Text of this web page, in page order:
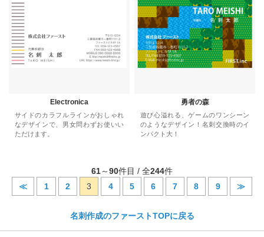
Electronica
サイドのカラフルラインがおしゃれ
なデザインで、男女問わずお使いい
ただけます。
勇者の森
遊び心溢れる、ゲームのワンシーン
のようなデザイン！名刺交換時のイ
ンパクト大！
61～90件目 / 全244件
≪
1 2 3 4 5 6 7 8 9 ≫
名刺作成のファーストTOPに戻る